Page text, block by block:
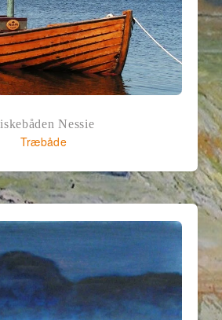
Nessie
Træbåde